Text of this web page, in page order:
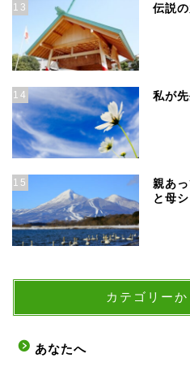
13 伝説
14 私が
15
親あ
と母
カテゴリー
あなたへ